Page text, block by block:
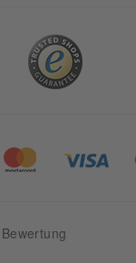
Bewertung